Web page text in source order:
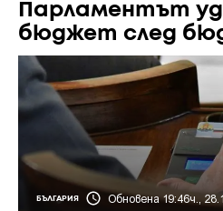
Парламентът
бюджет след
БЪЛГАРИЯ Обновена 19:46ч.,